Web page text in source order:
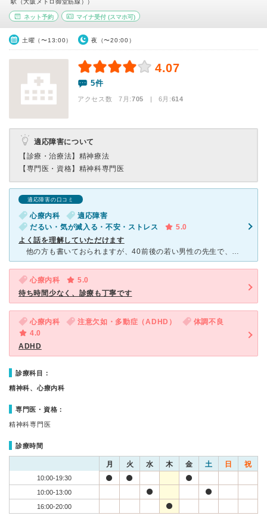
駅（大阪メトロ御堂筋線））
ネット予約 マイナ受付(スマホ可)
土曜（〜13:00） 夜（〜20:00）
4.07
5件
アクセス数 7月:705 | 6月:614
適応障害について
【診療・治療法】 精神療法
【専門医・資格】 精神科専門医
適応障害の口コミ
心療内科
適応障害
だるい・気が滅入る・不安・ストレス
5.0
よく話を理解していただけます
他の方も書いておられますが、40前後の若い男性の先生で、初診の時は時間をかけて十分話を聞いていただけます。 親身になって状況を把握して現状を分析していただきますので、患者としても理解していただい
心療内科
5.0
待ち時間少なく、診療も丁寧です
心療内科 注意欠如・多動症（ADHD）
体調不良
4.0
ADHD
診療科目：
精神科、心療内科
専門医・資格：
精神科専門医
診療時間
月 火 水 木 金 土 日 祝
10:00-19:30
10:00-13:00
16:00-20:00